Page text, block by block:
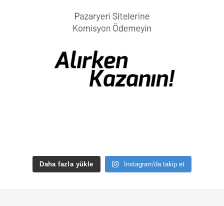
Daha fazla yükle Instagram'da takip et